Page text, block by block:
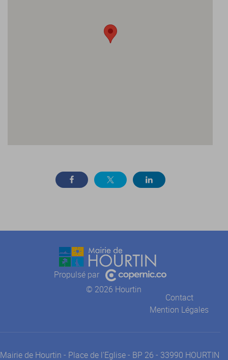
Propulsé par
© 2026 Hourtin
Contact
Mention Légales
Mairie de Hourtin - Place de l'Eglise - BP 26 - 33990 HOURTIN